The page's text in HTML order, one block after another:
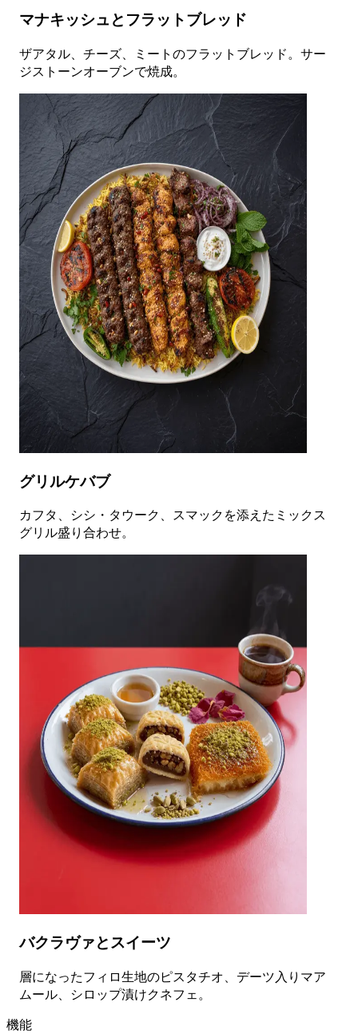
マナキッシュとフラットブレッド
ザアタル、チーズ、ミートのフラットブレッド。サー
ジストーンオーブンで焼成。
グリルケバブ
カフタ、シシ・タウーク、スマックを添えたミックス
グリル盛り合わせ。
バクラヴァとスイーツ
層になったフィロ生地のピスタチオ、デーツ入りマア
ムール、シロップ漬けクネフェ。
機能